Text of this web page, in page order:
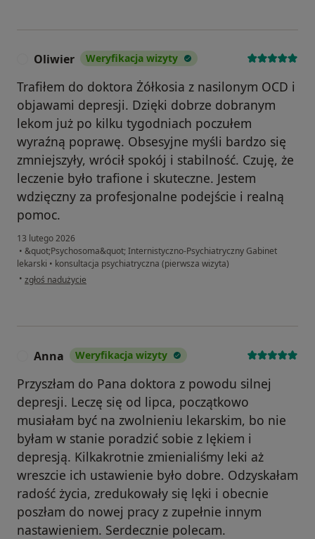
Oliwier Weryfikacja wizyty
Trafiłem do doktora Żółkosia z nasilonym OCD i
objawami depresji. Dzięki dobrze dobranym
lekom już po kilku tygodniach poczułem
wyraźną poprawę. Obsesyjne myśli bardzo się
zmniejszyły, wrócił spokój i stabilność. Czuję, że
leczenie było trafione i skuteczne. Jestem
wdzięczny za profesjonalne podejście i realną
pomoc.
13 lutego 2026
• &quot;Psychosoma&quot; Internistyczno-Psychiatryczny Gabinet
lekarski • konsultacja psychiatryczna (pierwsza wizyta)
• w opinii użytkownika Oliwier
zgłoś nadużycie
Anna Weryfikacja wizyty
Przyszłam do Pana doktora z powodu silnej
depresji. Leczę się od lipca, początkowo
musiałam być na zwolnieniu lekarskim, bo nie
byłam w stanie poradzić sobie z lękiem i
depresją. Kilkakrotnie zmienialiśmy leki aż
wreszcie ich ustawienie było dobre. Odzyskałam
radość życia, zredukowały się lęki i obecnie
poszłam do nowej pracy z zupełnie innym
nastawieniem. Serdecznie polecam.